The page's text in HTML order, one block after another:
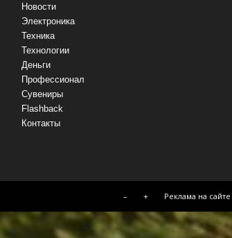
Новости
Электроника
Техника
Технологии
Деньги
Профессионал
Сувениры
Flashback
Контакты
– + Реклама на сайте